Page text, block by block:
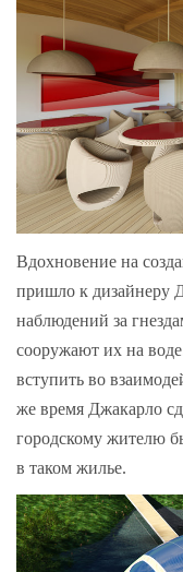
Вдохновение на
пришло к дизайнеру
наблюдений за
сооружают их на
вступить во
же время Джакарло
городскому жителю
в таком жилье.